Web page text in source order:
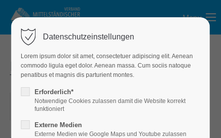
Login
Benutzername
Passwort
Menu
Mitgliederversammlung &
Thementag 2025
07.05.2025
ORT: VILLA ROSENTAL LEIPZIG
Datenschutzeinstellungen
Lorem ipsum dolor sit amet, consectetuer adipiscing elit. Aenean
commodo ligula eget dolor. Aenean massa. Cum sociis natoque
penatibus et magnis dis parturient montes.
Erforderlich*
Notwendige Cookies zulassen damit die Website korrekt
funktioniert
Externe Medien
Externe Medien wie Google Maps und Youtube zulassen